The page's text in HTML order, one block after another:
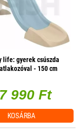
life: gyerek csúszda
- 150 cm
990 Ft
KOSÁRBA